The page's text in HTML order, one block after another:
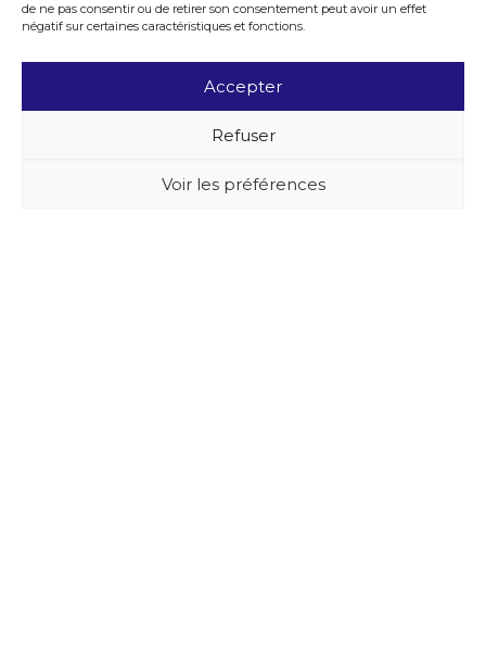
de ne pas consentir ou de retirer son consentement peut avoir un effet
négatif sur certaines caractéristiques et fonctions.
Accepter
Refuser
Voir les préférences